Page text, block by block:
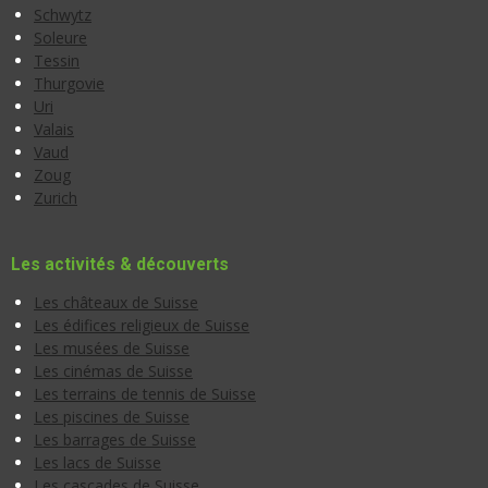
Schwytz
Soleure
Tessin
Thurgovie
Uri
Valais
Vaud
Zoug
Zurich
Les activités & découverts
Les châteaux de Suisse
Les édifices religieux de Suisse
Les musées de Suisse
Les cinémas de Suisse
Les terrains de tennis de Suisse
Les piscines de Suisse
Les barrages de Suisse
Les lacs de Suisse